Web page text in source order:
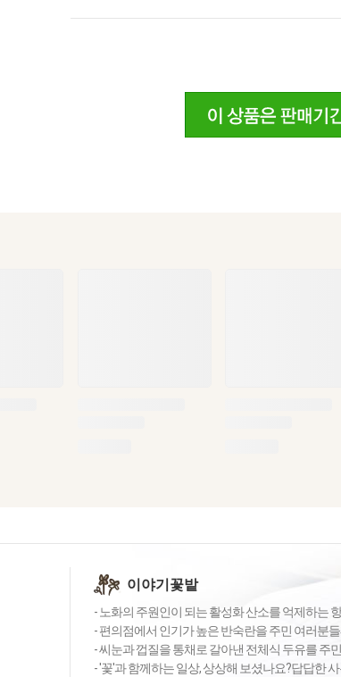
이야기꽃밭
- 노화의 주원인이 되는 활성화 산소를 억제하는
- 편의점에서 인기가 높은 반숙란을 주민 여러분
- 씨눈과 껍질을 통채로 갈아낸 전체식 두유를 주민
- '꽃'과 함께하는 일상, 상상해 보셨나요?답답한 사